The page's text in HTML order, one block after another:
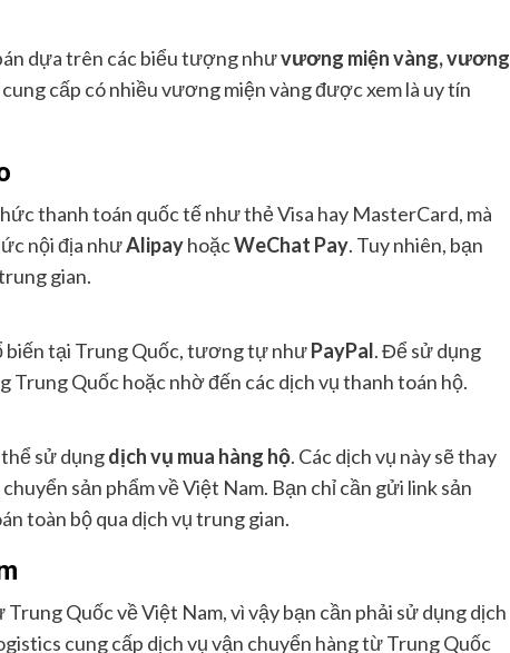
dựa trên các biểu tượng nhưvương miện vàng, vương
cung cấp có nhiều vương miện vàng được xem là uy tín
thanh toán quốc tế như thẻ Visa hay MasterCard, mà
nội địa nhưAlipayhoặcWeChat Pay. Tuy nhiên, bạn
gian.
biến tại Trung Quốc, tương tự nhưPayPal. Để sử dụng
Trung Quốc hoặc nhờ đến các dịch vụ thanh toán hộ.
sử dụngdịch vụ mua hàng hộ. Các dịch vụ này sẽ thay
sản phẩm về Việt Nam. Bạn chỉ cần gửi link sản
toàn bộ qua dịch vụ trung gian.
Quốc về Việt Nam, vì vậy bạn cần phải sử dụng dịch
cung cấp dịch vụ vận chuyển hàng từ Trung Quốc